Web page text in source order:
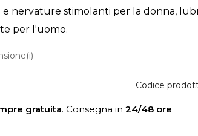
e nervature stimolanti per la donna,
per l'uomo.
Codice
gratuita. Consegna in 24/48 ore